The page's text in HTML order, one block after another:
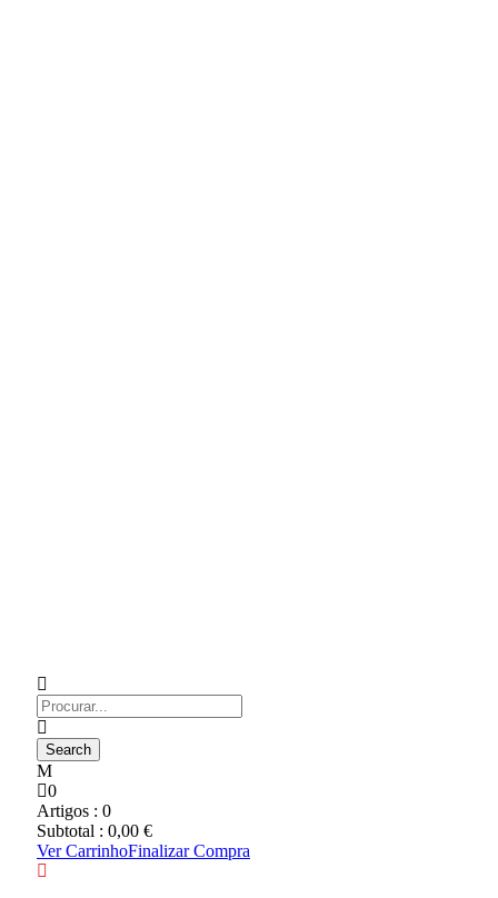
0
Artigos : 0
Subtotal : 0,00 €
Ver CarrinhoFinalizar Compra